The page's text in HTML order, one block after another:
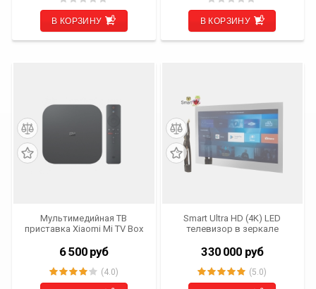
В КОРЗИНУ В КОРЗИНУ
Мультимедийная ТВ
приставка Xiaomi Mi TV Box
6 500 руб
(4.0)
Smart Ultra HD (4K) LED
телевизор в зеркале
330 000 руб
(5.0)